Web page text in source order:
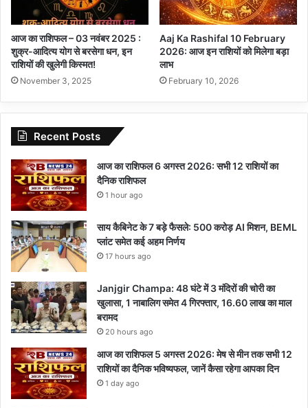
आज का राशिफल – 03 नवंबर 2025 :
शुक्र-आदित्य योग से बरसेगा धन, इन
राशियों की खुलेगी किस्मत!
November 3, 2025
Aaj Ka Rashifal 10 February
2026: आज इन राशियों को मिलेगा बड़ा
लाभ
February 10, 2026
Recent Posts
आज का राशिफल 6 अगस्त 2026: सभी 12 राशियों का
दैनिक राशिफल
1 hour ago
साय कैबिनेट के 7 बड़े फैसले: 500 करोड़ AI मिशन, BEML
प्लांट समेत कई अहम निर्णय
17 hours ago
Janjgir Champa: 48 घंटे में 3 मंदिरों की चोरी का
खुलासा, 1 नाबालिग समेत 4 गिरफ्तार, 16.60 लाख का माल
बरामद
20 hours ago
आज का राशिफल 5 अगस्त 2026: मेष से मीन तक सभी 12
राशियों का दैनिक भविष्यफल, जानें कैसा रहेगा आपका दिन
1 day ago